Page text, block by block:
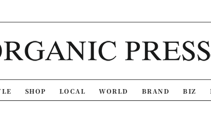
SHOP LOCAL WORLD BRAND BIZ